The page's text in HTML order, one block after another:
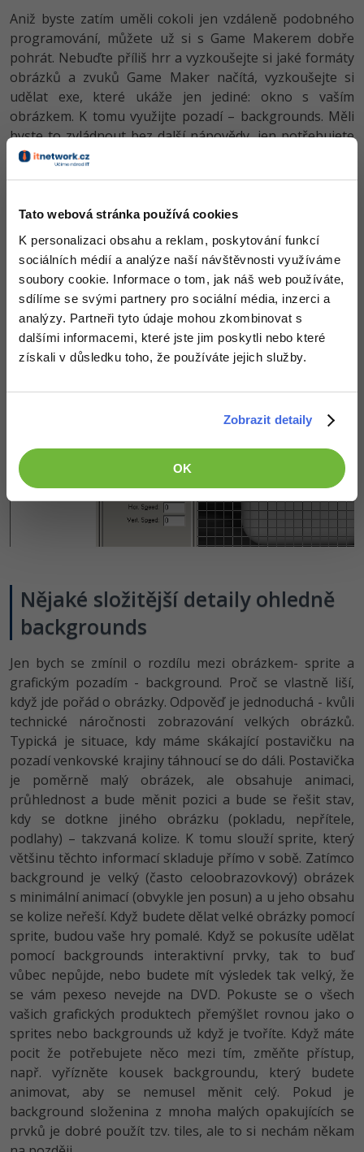
Tato webová stránka používá cookies
K personalizaci obsahu a reklam, poskytování funkcí
sociálních médií a analýze naší návštěvnosti využíváme
soubory cookie. Informace o tom, jak náš web používáte,
sdílíme se svými partnery pro sociální média, inzerci a
analýzy. Partneři tyto údaje mohou zkombinovat s
dalšími informacemi, které jste jim poskytli nebo které
získali v důsledku toho, že používáte jejich služby.
Zobrazit detaily
OK
Aniž byste zatím uměli cokoli jen vzdáleně podobného
programování, můžete už si s Game Makerem dobře
pohrát. Nebuďte příliš hrr a vyzkoušejte si jaké formáty
obrázků a zvuků Game Maker načítá, vyzkoušejte si
udělat exe, které ukáže jen jediné: okno s vaším
obrázkem. K tomu využijte pozadí – backgrounds. Měli
byste to zvládnout bez další nápovědy, jen potřebujete
vědět, že musíte vytvořit prázdnou místnost a nastavit
máte dost.
Nějaké složitější detaily ohledně
backgrounds
Jen bych se zmínil o rozdílu mezi obrázkem- sprite a
grafickým pozadím - background. Proč se vlastně liší,
když jde pořád o obrázky. Odpověď je jednoduchá - kvůli
technické náročnosti zobrazování velkých obrázků.
Typická je situace, kdy máme skákající postavičku na
pozadí venkovské krajiny táhnoucí se do dáli. Postavička
je poměrně malý obrázek, ale obsahuje animaci,
průhlednost a bude měnit pozici a bude se řešit stav,
kdy se dotkne jiného obrázku (pokladu, nepřítele,
podlahy) – takzvaná kolize. K tomu slouží sprite, který
většinu těchto informací skladuje přímo v sobě. Zatímco
background je velký (často celoobrazovkový) obrázek
s minimální animací (obvykle jen posun) a u jeho obsahu
se kolize neřeší. Když budete dělat velké obrázky pomocí
sprite, budou vaše hry pomalé. Když se pokusíte udělat
pomocí backgrounds interaktivní prvky, tak to buď
vůbec nepůjde, nebo budete mít výsledek tak velký, že
se vám pexeso nevejde na DVD. Pokuste se o všech
vašich grafických produktech přemýšlet rovnou jako o
sprites nebo backgrounds už když je tvoříte. Když máte
pocit že potřebujete něco mezi tím, změňte přístup,
např. vyřízněte kousek backgroundu, který budete
animovat, aby se nemusel měnit celý. Pokud je
background složenina z mnoha malých opakujících se
prvků je dobré použít tzv. tiles, ale to si nechám někam